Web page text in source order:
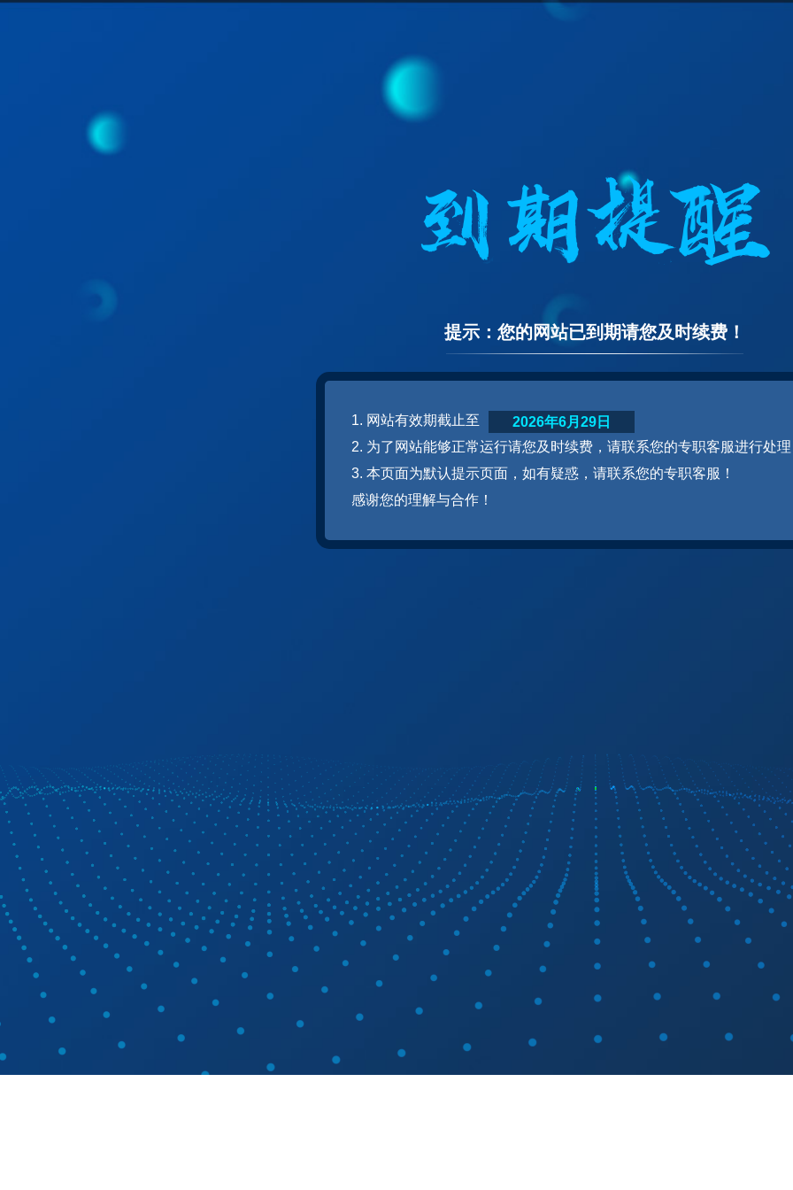
提示：您的网站已到期请您及时续费！
1. 网站有效期截止至
2. 为了网站能够正常运行请您及时续费，请联系您的专职客服进行处
3. 本页面为默认提示页面，如有疑惑，请联系您的专职客服！
感谢您的理解与合作！
2026年6月29日